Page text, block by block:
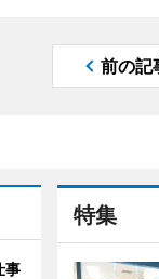
前の記
特集
事